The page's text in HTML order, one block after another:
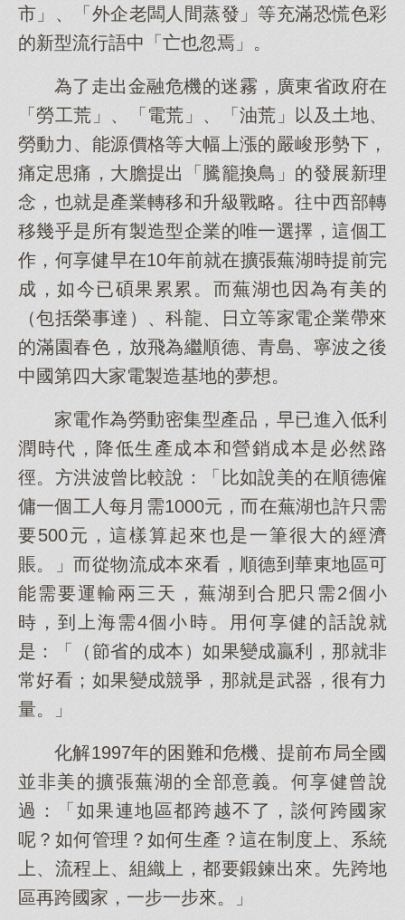
市」、「外企老闆人間蒸發」等充滿恐慌色彩
的新型流行語中「亡也忽焉」。
為了走出金融危機的迷霧，廣東省政府在
「勞工荒」、「電荒」、「油荒」以及土地、
勞動力、能源價格等大幅上漲的嚴峻形勢下，
痛定思痛，大膽提出「騰籠換鳥」的發展新理
念，也就是產業轉移和升級戰略。往中西部轉
移幾乎是所有製造型企業的唯一選擇，這個工
作，何享健早在10年前就在擴張蕪湖時提前完
成，如今已碩果累累。而蕪湖也因為有美的
（包括榮事達）、科龍、日立等家電企業帶來
的滿園春色，放飛為繼順德、青島、寧波之後
中國第四大家電製造基地的夢想。
家電作為勞動密集型產品，早已進入低利
潤時代，降低生產成本和營銷成本是必然路
徑。方洪波曾比較說：「比如說美的在順德僱
傭一個工人每月需1000元，而在蕪湖也許只需
要500元，這樣算起來也是一筆很大的經濟
賬。」而從物流成本來看，順德到華東地區可
能需要運輸兩三天，蕪湖到合肥只需2個小
時，到上海需4個小時。用何享健的話說就
是：「（節省的成本）如果變成贏利，那就非
常好看；如果變成競爭，那就是武器，很有力
量。」
化解1997年的困難和危機、提前布局全國
並非美的擴張蕪湖的全部意義。何享健曾說
過：「如果連地區都跨越不了，談何跨國家
呢？如何管理？如何生產？這在制度上、系統
上、流程上、組織上，都要鍛鍊出來。先跨地
區再跨國家，一步一步來。」